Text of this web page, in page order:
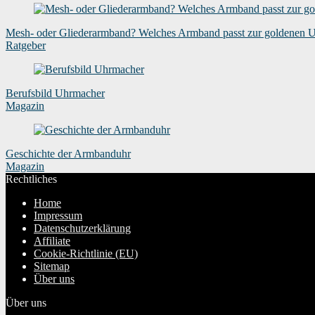
Mesh- oder Gliederarmband? Welches Armband passt zur goldenen
Ratgeber
Berufsbild Uhrmacher
Magazin
Geschichte der Armbanduhr
Magazin
Rechtliches
Home
Impressum
Datenschutzerklärung
Affiliate
Cookie-Richtlinie (EU)
Sitemap
Über uns
Über uns